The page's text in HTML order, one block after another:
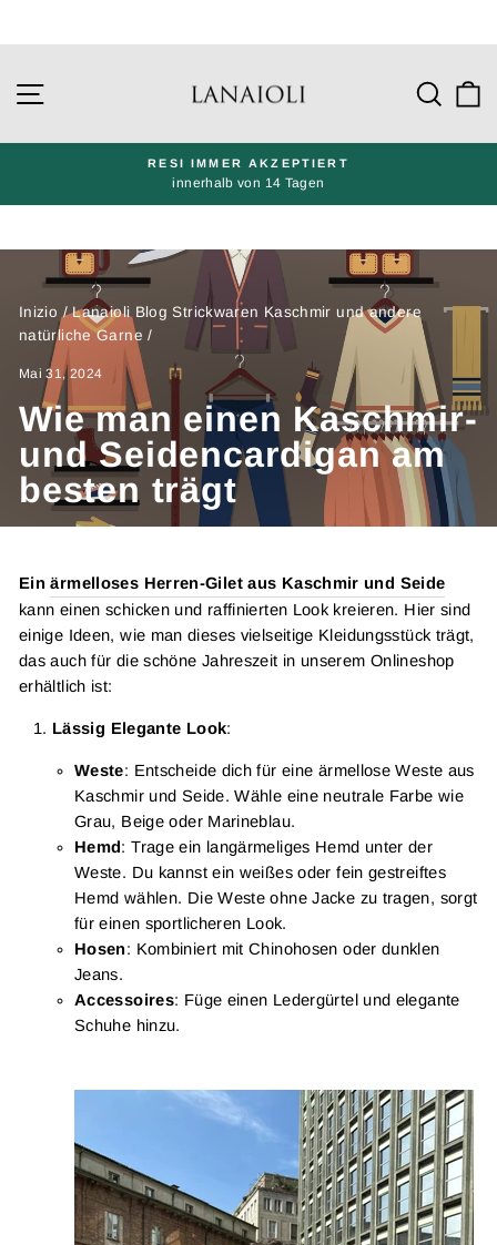
direkt
Seitennavigation
Präsentation
RESI IMMER AKZEPTIERT
innerhalb von 14 Tagen
Inizio / Lanaioli Blog Strickwaren Kaschmir und andere
natürliche Garne /
Mai 31, 2024
Wie man einen Kaschmir-
und Seidencardigan am
besten trägt
Einärmelloses Herren-Gilet aus Kaschmir und Seide
kann einen schicken und raffinierten Look kreieren. Hier sind
einige Ideen, wie man dieses vielseitige Kleidungsstück trägt,
das auch für die schöne Jahreszeit in unserem Onlineshop
erhältlich ist:
Lässig Elegante Look:
Weste: Entscheide dich für eine ärmellose Weste aus
Kaschmir und Seide. Wähle eine neutrale Farbe wie
Grau, Beige oder Marineblau.
Hemd: Trage ein langärmeliges Hemd unter der
Weste. Du kannst ein weißes oder fein gestreiftes
Hemd wählen. Die Weste ohne Jacke zu tragen, sorgt
für einen sportlicheren Look.
Hosen: Kombiniert mit Chinohosen oder dunklen
Jeans.
Accessoires: Füge einen Ledergürtel und elegante
Schuhe hinzu.